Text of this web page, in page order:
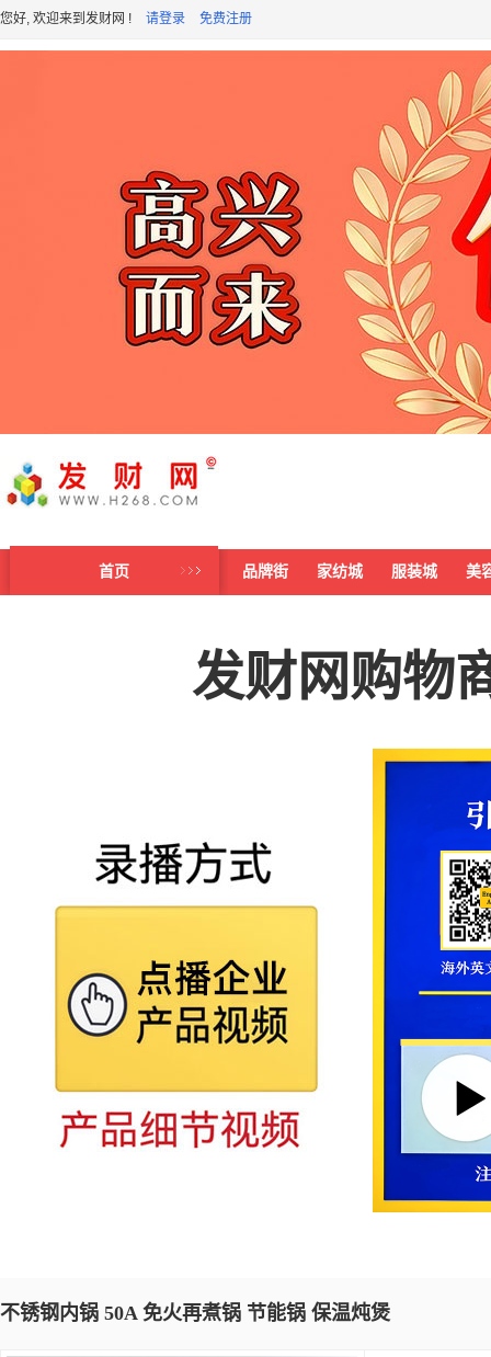
您好, 欢迎来到发财网 ! 请登录 免费注册
首页 品牌街 家纺城 服装城 美
发财网购物
不锈钢内锅 50A 免火再煮锅 节能锅 保温炖煲